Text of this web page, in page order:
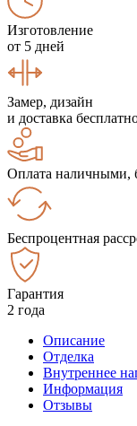
Изготовление
от 5 дней
Замер, дизайн
и доставка
Оплата наличными,
Беспроцентная
Гарантия
2 года
Описание
Отделка
Внутреннее
Информация
Отзывы